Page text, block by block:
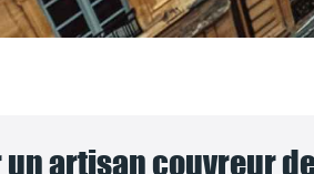
un artisan couvreur